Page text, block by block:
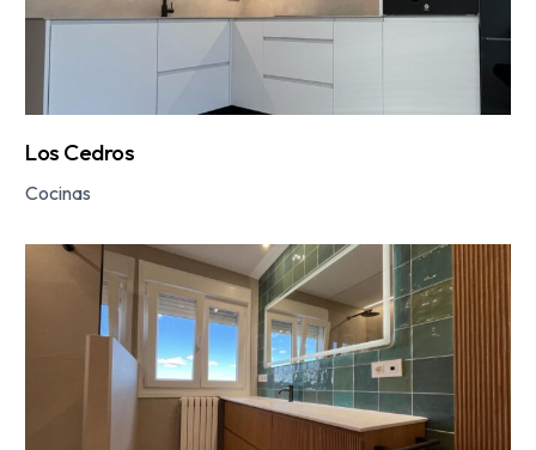
Los Cedros
Cocinas